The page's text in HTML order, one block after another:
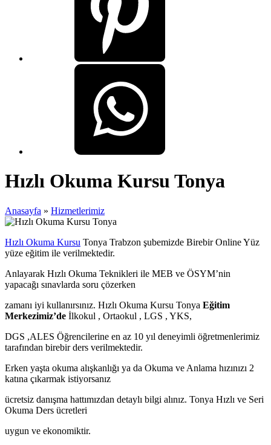
Hızlı Okuma Kursu Tonya
Anasayfa » Hizmetlerimiz
Hızlı Okuma Kursu Tonya Trabzon şubemizde Birebir Online Yüz
yüze eğitim ile verilmektedir.
Anlayarak Hızlı Okuma Teknikleri ile MEB ve ÖSYM’nin
yapacağı sınavlarda soru çözerken
zamanı iyi kullanırsınız. Hızlı Okuma Kursu Tonya Eğitim
Merkezimiz’de İlkokul , Ortaokul , LGS , YKS,
DGS ,ALES Öğrencilerine en az 10 yıl deneyimli öğretmenlerimiz
tarafından birebir ders verilmektedir.
Erken yaşta okuma alışkanlığı ya da Okuma ve Anlama hızınızı 2
katına çıkarmak istiyorsanız
ücretsiz danışma hattımızdan detaylı bilgi alınız. Tonya Hızlı ve Seri
Okuma Ders ücretleri
uygun ve ekonomiktir.